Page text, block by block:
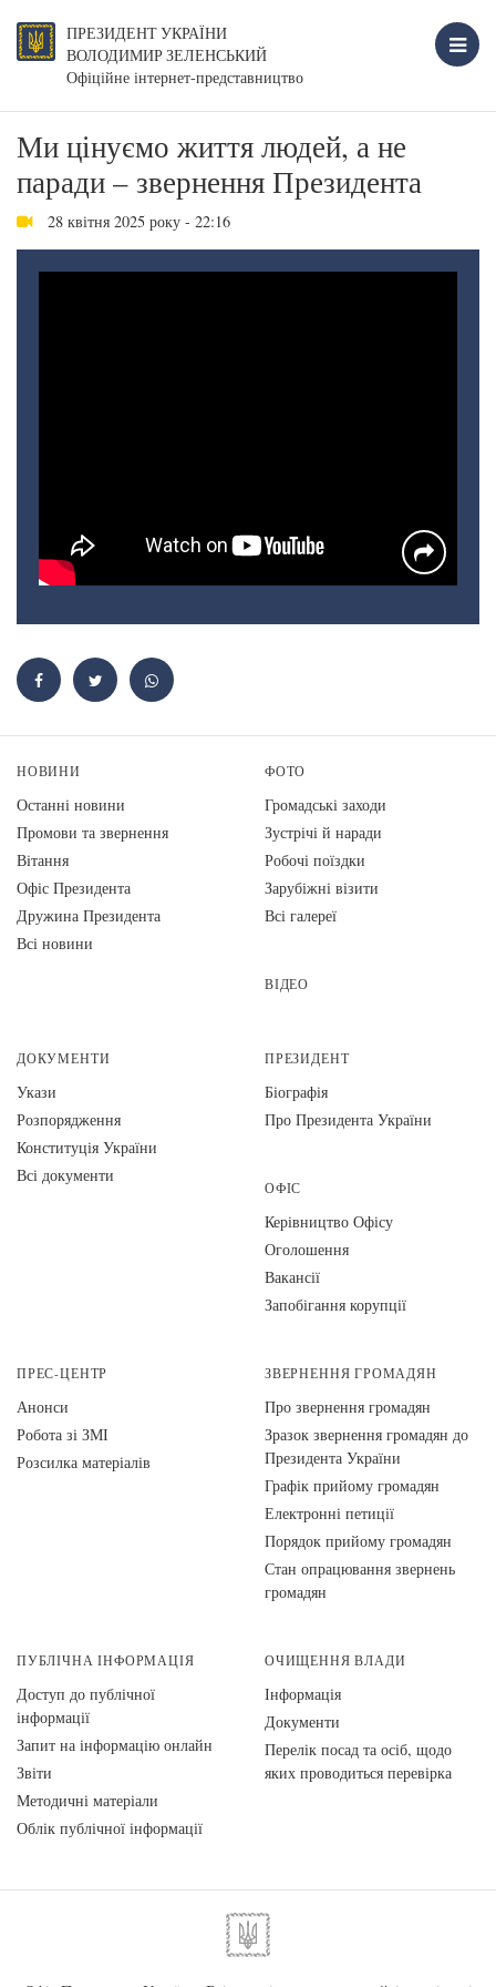
ПРЕЗИДЕНТ УКРАЇНИ
ВОЛОДИМИР ЗЕЛЕНСЬКИЙ
Офіційне інтернет-представництво
Ми цінуємо життя людей, а не
паради – звернення Президента
28 квітня 2025 року - 22:16
НОВИНИ
Останні новини
Промови та звернення
Вiтання
Офіс Президента
Дружина Президента
Всі новини
ФОТО
Громадські заходи
Зустрічі й наради
Робочі поїздки
Зарубіжні візити
Всі галереї
ВІДЕО
ДОКУМЕНТИ
Укази
Розпорядження
Конституція України
Всі документи
ПРЕЗИДЕНТ
Біографія
Про Президента України
ОФІС
Керівництво Офісу
Оголошення
Вакансії
Запобігання корупції
ПРЕС-ЦЕНТР
Анонси
Робота зі ЗМІ
Розсилка матеріалів
ЗВЕРНЕННЯ ГРОМАДЯН
Про звернення громадян
Зразок звернення громадян до
Президента України
Графік прийому громадян
Електронні петиції
Порядок прийому громадян
Стан опрацювання звернень
громадян
ПУБЛІЧНА ІНФОРМАЦІЯ
Доступ до публічної
інформації
Запит на інформацію онлайн
Звіти
Методичні матеріали
Облік публічної інформації
ОЧИЩЕННЯ ВЛАДИ
Інформація
Документи
Перелік посад та осіб, щодо
яких проводиться перевірка